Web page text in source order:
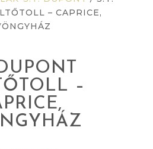
– CAPRICE,
–